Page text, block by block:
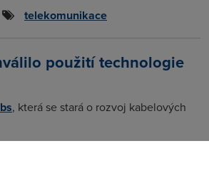
telekomunikace
použití technologie
, která se stará o rozvoj kabelových